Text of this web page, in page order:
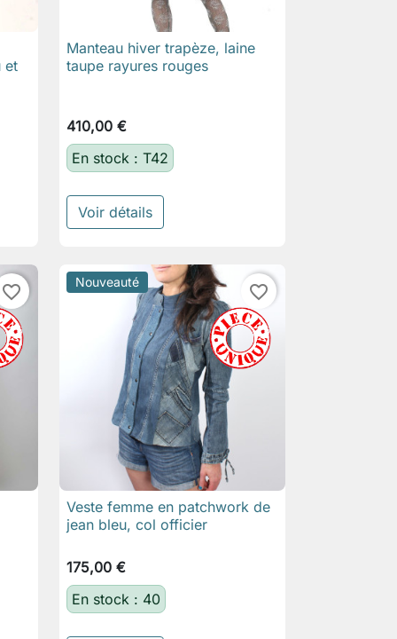
et
 Aperçu rapide
Manteau hiver trapèze, laine
taupe rayures rouges
410,00 €
En stock : T42
Voir détails
favorite_border Nouveauté favorite_border
 Aperçu rapide
Veste femme en patchwork de
jean bleu, col officier
175,00 €
En stock : 40